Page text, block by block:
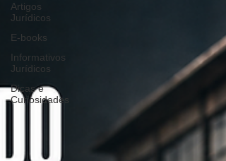
Artigos
Jurídicos
E-books
Informativos
Jurídicos
Dicas e
Curiosidades